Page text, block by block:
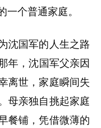
个普通家庭。
沈国军的人生之路
年，沈国军父亲因
离世，家庭瞬间失
母亲独自挑起家庭
餐铺，凭借微薄的